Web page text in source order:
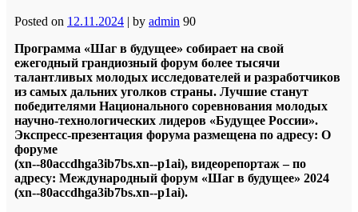
Posted on 12.11.2024 | by admin 90
Программа «Шаг в будущее» собирает на свой
ежегодный грандиозный форум более тысячи
талантливых молодых исследователей и разработчиков
из самых дальних уголков страны. Лучшие станут
победителями Национального соревнования молодых
научно-технологических лидеров «Будущее России».
Экспресс-презентация форума размещена по адресу: О
форуме
(xn--80accdhga3ib7bs.xn--p1ai), видеорепортаж – по
адресу: Международный форум «Шаг в будущее» 2024
(xn--80accdhga3ib7bs.xn--p1ai).